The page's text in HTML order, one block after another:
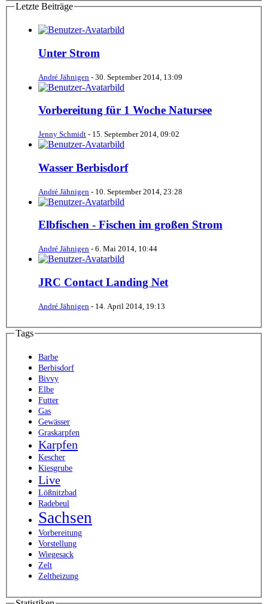
Letzte Beiträge
Unter Strom
André Jähnigen - 30. September 2014, 13:09
Vorbereitung für 1 Woche Natursee
Jenny Schmidt - 15. September 2014, 09:02
Wasser Berbisdorf
André Jähnigen - 10. September 2014, 23:28
Elbfischen - Fischen im großen Strom
André Jähnigen - 6. Mai 2014, 10:44
JRC Contact Landing Net
André Jähnigen - 14. April 2014, 19:13
Tags
Barbe
Berbisdorf
Bivvy
Elbe
Futter
Gas
Gewässer
Graskarpfen
Karpfen
Kescher
Kiesgrube
Live
Lößnitzbad
Radebeul
Sachsen
Vorbereitung
Vorstellung
Wiegesack
Zelt
Zeltheizung